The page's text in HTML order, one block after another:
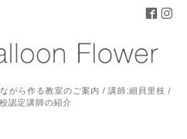
がら作る教室のご案内 / 講師:細貝里枝 /
認定講師の紹介